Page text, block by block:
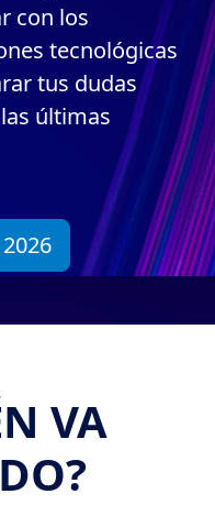
con los
tecnológicas
tus dudas
últimas
2026
VA